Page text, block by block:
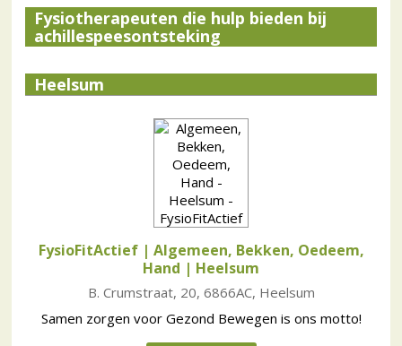
Fysiotherapeuten die hulp bieden bij
achillespeesontsteking
Heelsum
FysioFitActief | Algemeen, Bekken, Oedeem,
Hand | Heelsum
B. Crumstraat, 20, 6866AC, Heelsum
Samen zorgen voor Gezond Bewegen is ons motto!